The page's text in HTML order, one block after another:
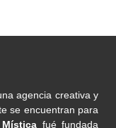
una agencia creativa y
se encuentran para
fué fundada